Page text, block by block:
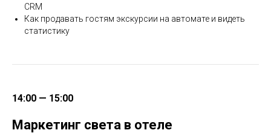
CRM
Как продавать гостям экскурсии на автомате и видеть
статистику
14:00 — 15:00
Маркетинг света в отеле